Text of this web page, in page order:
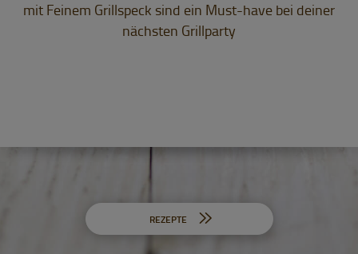
mit Feinem Grillspeck sind ein Must-have bei deiner
nächsten Grillparty
REZEPTE